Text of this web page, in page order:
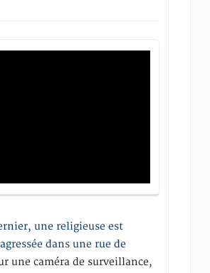
une religieuse est
dans une rue de
une caméra de surveillance,